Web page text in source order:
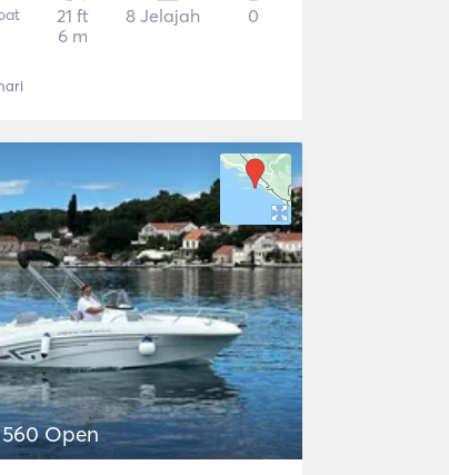
21 ft
6 m
8 Jelajah 0
Open